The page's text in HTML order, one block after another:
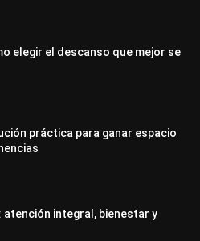
elegir el descanso que mejor se
práctica para ganar espacio
atención integral, bienestar y